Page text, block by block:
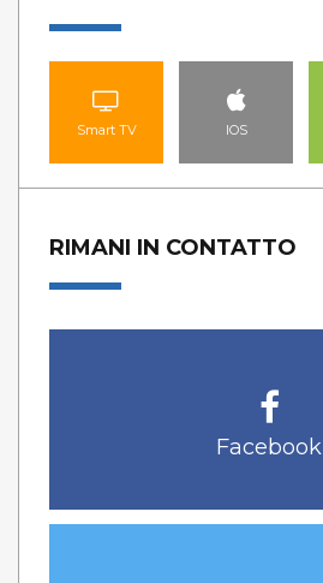
Smart TV IOS
RIMANI IN CONTATTO
Facebook